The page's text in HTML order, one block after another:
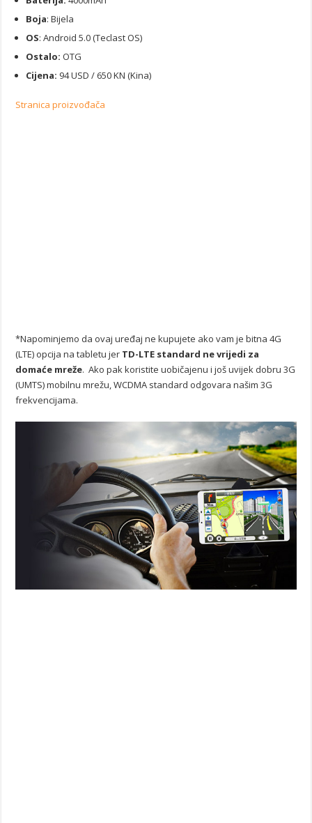
Boja: Bijela
OS: Android 5.0 (Teclast OS)
Ostalo: OTG
Cijena: 94 USD / 650 KN (Kina)
Stranica proizvođača
*Napominjemo da ovaj uređaj ne kupujete ako vam je bitna 4G
(LTE) opcija na tabletu jer TD-LTE standard ne vrijedi za
domaće mreže. Ako pak koristite uobičajenu i još uvijek dobru 3G
(UMTS) mobilnu mrežu, WCDMA standard odgovara našim 3G
frekvencijama.